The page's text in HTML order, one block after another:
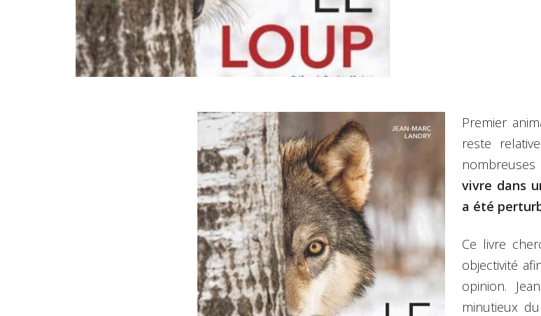
Archives
Service de référence
Premier
reste
vivre dans
a été
Ce livre
objectivité
opinion.
minutieux